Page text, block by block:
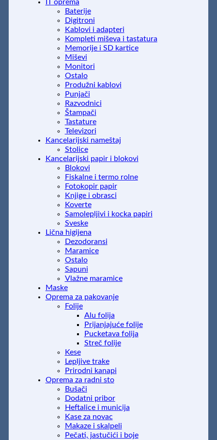
IT oprema
Baterije
Digitroni
Kablovi i adapteri
Kompleti miševa i tastatura
Memorije i SD kartice
Miševi
Monitori
Ostalo
Produžni kablovi
Punjači
Razvodnici
Štampači
Tastature
Televizori
Kancelarijski nameštaj
Stolice
Kancelarijski papir i blokovi
Blokovi
Fiskalne i termo rolne
Fotokopir papir
Knjige i obrasci
Koverte
Samolepljivi i kocka papiri
Sveske
Lična higijena
Dezodoransi
Maramice
Ostalo
Sapuni
Vlažne maramice
Maske
Oprema za pakovanje
Folije
Alu folija
Prijanjajuće folije
Pucketava folija
Streč folije
Kese
Lepljive trake
Prirodni kanapi
Oprema za radni sto
Bušači
Dodatni pribor
Heftalice i municija
Kase za novac
Makaze i skalpeli
Pečati, jastučići i boje